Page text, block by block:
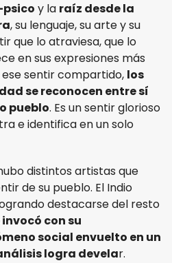
y la raíz desde la
, su lenguaje, su arte y su
que lo atraviesa, que lo
en sus expresiones más
sentir compartido, los
se reconocen entre sí
pueblo. Es un sentir glorioso
e identifica en un solo
distintos artistas que
de su pueblo. El Indio
destacarse del resto
con su
social envuelto en un
logra develar.